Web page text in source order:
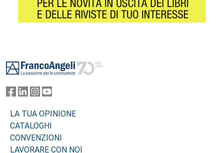
LA TUA OPINIONE
CATALOGHI
CONVENZIONI
LAVORARE CON NOI